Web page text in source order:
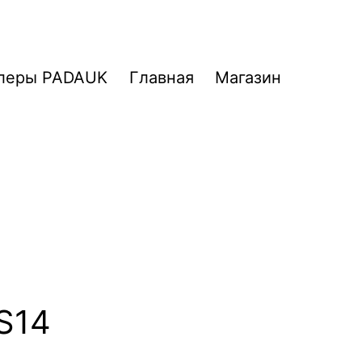
PADAUK Главная Магазин